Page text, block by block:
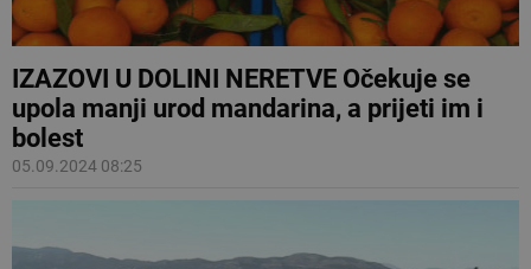
IZAZOVI U DOLINI NERETVE Očekuje se
upola manji urod mandarina, a prijeti im i
bolest
05.09.2024 08:25